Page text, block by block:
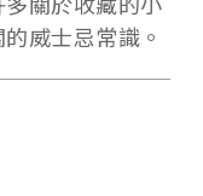
威士忌常識。